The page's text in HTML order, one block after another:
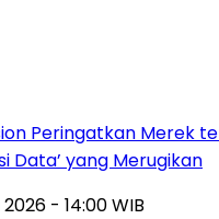
Peringatkan Merek
Data’ yang Merugikan
- 14:00 WIB